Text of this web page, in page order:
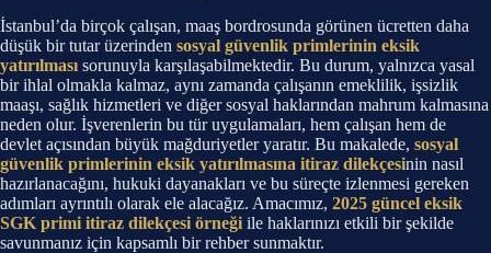
İstanbul’da birçok çalışan, maaş bordrosunda görünen ücretten daha
düşük bir tutar üzerinden sosyal güvenlik primlerinin eksik
yatırılması sorunuyla karşılaşabilmektedir. Bu durum, yalnızca yasal
bir ihlal olmakla kalmaz, aynı zamanda çalışanın emeklilik, işsizlik
maaşı, sağlık hizmetleri ve diğer sosyal haklarından mahrum kalmasına
neden olur. İşverenlerin bu tür uygulamaları, hem çalışan hem de
devlet açısından büyük mağduriyetler yaratır. Bu makalede, sosyal
güvenlik primlerinin eksik yatırılmasına itiraz dilekçesinin nasıl
hazırlanacağını, hukuki dayanakları ve bu süreçte izlenmesi gereken
adımları ayrıntılı olarak ele alacağız. Amacımız, 2025 güncel eksik
SGK primi itiraz dilekçesi örneği ile haklarınızı etkili bir şekilde
savunmanız için kapsamlı bir rehber sunmaktır.